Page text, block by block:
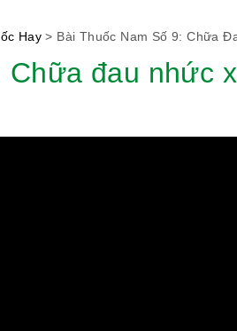
Hay > Bài Thuốc Nam Số 9: Chữa
Chữa đau nhức